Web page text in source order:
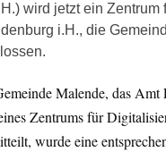
wird jetzt ein Zentrum
i.H., die
Malende, das Amt
Zentrums für
wurde eine